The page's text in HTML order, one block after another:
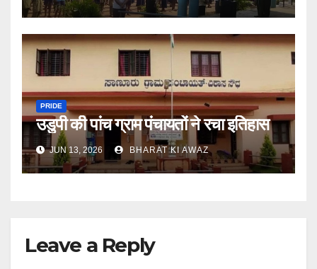
PRIDE
उडुपी की पांच ग्राम पंचायतों ने रचा इतिहास
JUN 13, 2026 BHARAT KI AWAZ
Leave a Reply